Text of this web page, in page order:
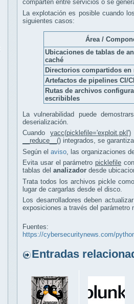
comparten entre servicios o se
La explotación es posible cuando
siguientes casos:
Área /
Ubicaciones de tablas de
caché
Directorios compartidos en
Artefactos de pipelines CI/
Rutas de archivos
escribibles
La vulnerabilidad puede
deserialización.
Cuando yacc(picklefile='exploit.pkl')
__reduce__() integrados, se
Según el aviso , las organizaciones
Evita usar el parámetropicklefile
tablas del analizador desde
Trata todos los archivos pickle
lugar de cargarlas desde el disco.
Los desarrolladores deben
exposiciones a través del parámetro
Fuentes:
https://cybersecuritynews.com/
Entradas